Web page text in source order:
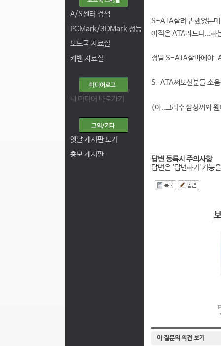
A/S센터 검색
PCMark/3DMark 성능
보드국 자료실
케벤 자료실
내 미디어 바로가기
옛날 게시판 보기
홍보 게시판
S-ATA살려구 했었는
아직은 ATA라느니...하
정말 S-ATA살바에야
S-ATA써보신분들 소음
(아..그리수 삼성꺼와
답변 등록시 주의사항
답변은 '답변하기'기능
이 질문의 의견 보기